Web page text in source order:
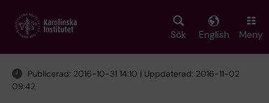
main
Sök English Meny
Publicerad: 2016-10-31 14:10 | Uppdaterad: 2016-11-02
09:42